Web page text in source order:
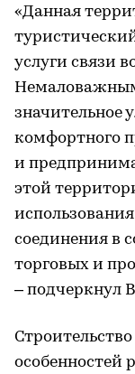
«Данная
услуги связи
значительное
комфортного
и
этой
соединения в
торговых и
– подчеркнул
особенностей